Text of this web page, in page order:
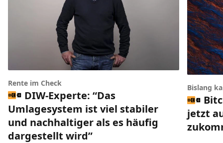
Rente im Check
DIW-Experte: “Das
Umlagesystem ist viel stabiler
und nachhaltiger als es häufig
dargestellt wird”
Bislang
jetzt